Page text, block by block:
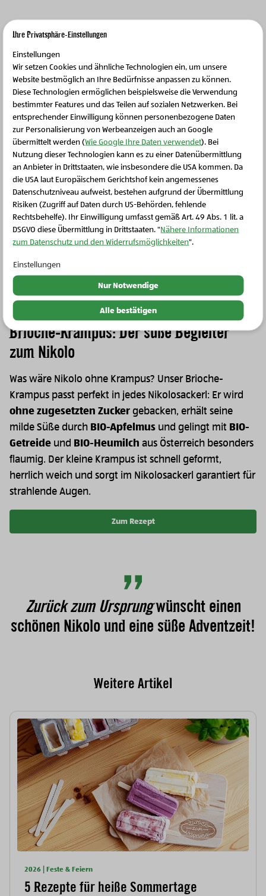
Image
Brioche-Krampus: Der süße Begleiter
zum Nikolo
Was wäre Nikolo ohne Krampus? Unser Brioche-
Krampus passt perfekt in jedes Nikolosackerl: Er wird
ohne zugesetzten Zucker gebacken, erhält seine
milde Süße durch BIO-Apfelmus und gelingt mit BIO-
Getreide und BIO-Heumilch aus Österreich besonders
flaumig. Der kleine Krampus ist schnell geformt,
herrlich weich und sorgt im Nikolosackerl garantiert für
strahlende Augen.
Zum Rezept
Zurück zum Ursprungwünscht einen
schönen Nikolo und eine süße Adventzeit!
Weitere Artikel
2026 | Feste & Feiern
5 Rezepte für heiße Sommertage
Schließen Sie dieses Feld
Ihre Privatsphäre-Einstellungen
Einstellungen
Wir setzen Cookies und ähnliche Technologien ein, um unsere
Website bestmöglich an Ihre Bedürfnisse anpassen zu können.
Diese Technologien ermöglichen beispielsweise die Verwendung
bestimmter Features und das Teilen auf sozialen Netzwerken. Bei
entsprechender Einwilligung können personenbezogene Daten
zur Personalisierung von Werbeanzeigen auch an Google
übermittelt werden (Wie Google Ihre Daten verwendet). Bei
Nutzung dieser Technologien kann es zu einer Datenübermittlung
an Anbieter in Drittstaaten, wie insbesondere die USA kommen. Da
die USA laut Europäischem Gerichtshof kein angemessenes
Datenschutzniveau aufweist, bestehen aufgrund der Übermittlung
Risiken (Zugriff auf Daten durch US-Behörden, fehlende
Rechtsbehelfe). Ihr Einwilligung umfasst gemäß Art. 49 Abs. 1 lit. a
DSGVO diese Übermittlung in Drittstaaten. "Nähere Informationen
zum Datenschutz und den Widerrufsmöglichkeiten".
Einstellungen
Nur Notwendige
Alle bestätigen